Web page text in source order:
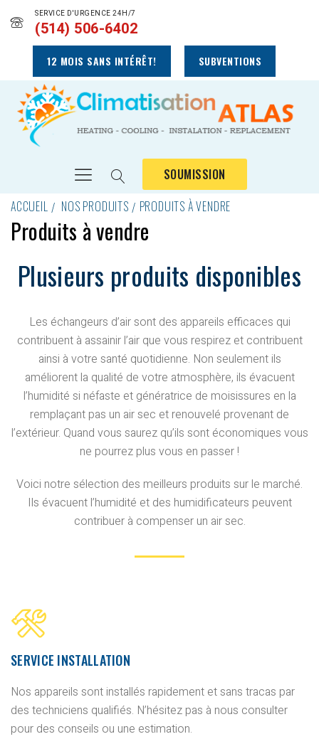
SERVICE D'URGENCE 24H/7
(514) 506-6402
12 MOIS SANS INTÉRÊT! SUBVENTIONS
SOUMISSION
ACCUEIL
NOS PRODUITS PRODUITS À VENDRE
Produits à vendre
Plusieurs produits disponibles
Les échangeurs d’air sont des appareils efficaces qui
contribuent à assainir l’air que vous respirez et contribuent
ainsi à votre santé quotidienne. Non seulement ils
améliorent la qualité de votre atmosphère, ils évacuent
l’humidité si néfaste et génératrice de moisissures en la
remplaçant pas un air sec et renouvelé provenant de
l’extérieur. Quand vous saurez qu’ils sont économiques vous
ne pourrez plus vous en passer !
Voici notre sélection des meilleurs produits sur le marché.
Ils évacuent l’humidité et des humidificateurs peuvent
contribuer à compenser un air sec.
SERVICE INSTALLATION
Nos appareils sont installés rapidement et sans tracas par
des techniciens qualifiés. N’hésitez pas à nous consulter
pour des conseils ou une estimation.